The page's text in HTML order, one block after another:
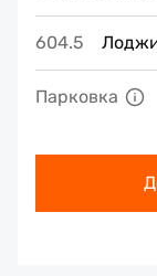
604.5
Парковка